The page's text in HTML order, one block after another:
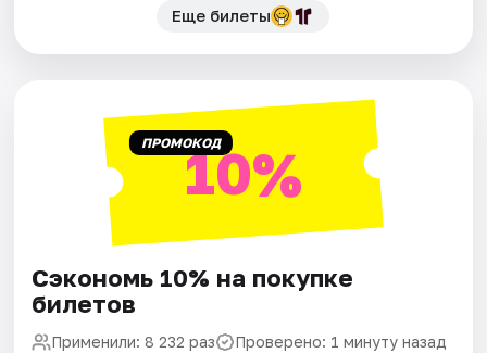
Еще билеты
ПРОМОКОД10%
Сэкономь 10% на покупке
билетов
Применили: 8 232 раз Проверено: 1 минуту назад